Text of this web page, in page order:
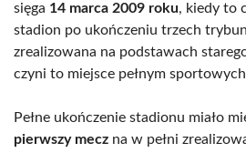
sięga 14 marca 2009 roku, kiedy to
stadion po ukończeniu trzech
zrealizowana na podstawach
czyni to miejsce pełnym
Pełne ukończenie stadionu miało
pierwszy mecz na w pełni